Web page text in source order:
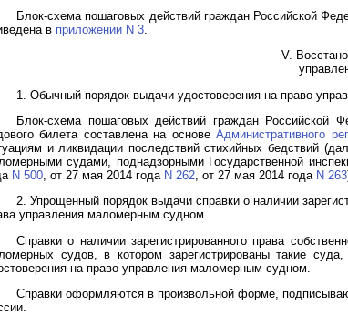
Блок-схема пошаговых действий граждан Российской
в приложении N 3.
V.
1. Обычный порядок выдачи удостоверения на право
Блок-схема пошаговых действий граждан Российской
билета составлена на основеАдминистративного
и ликвидации последствий стихийных бедствий
судами, поднадзорными Государственной
N 500, от 27 мая 2014 года N 262, от 27 мая 2014 года N 263
2. Упрощенный порядок выдачи справки о наличии
управления маломерным судном.
Справки о наличии зарегистрированного права
судов, в котором зарегистрированы такие
на право управления маломерным судном.
Справки оформляются в произвольной форме,